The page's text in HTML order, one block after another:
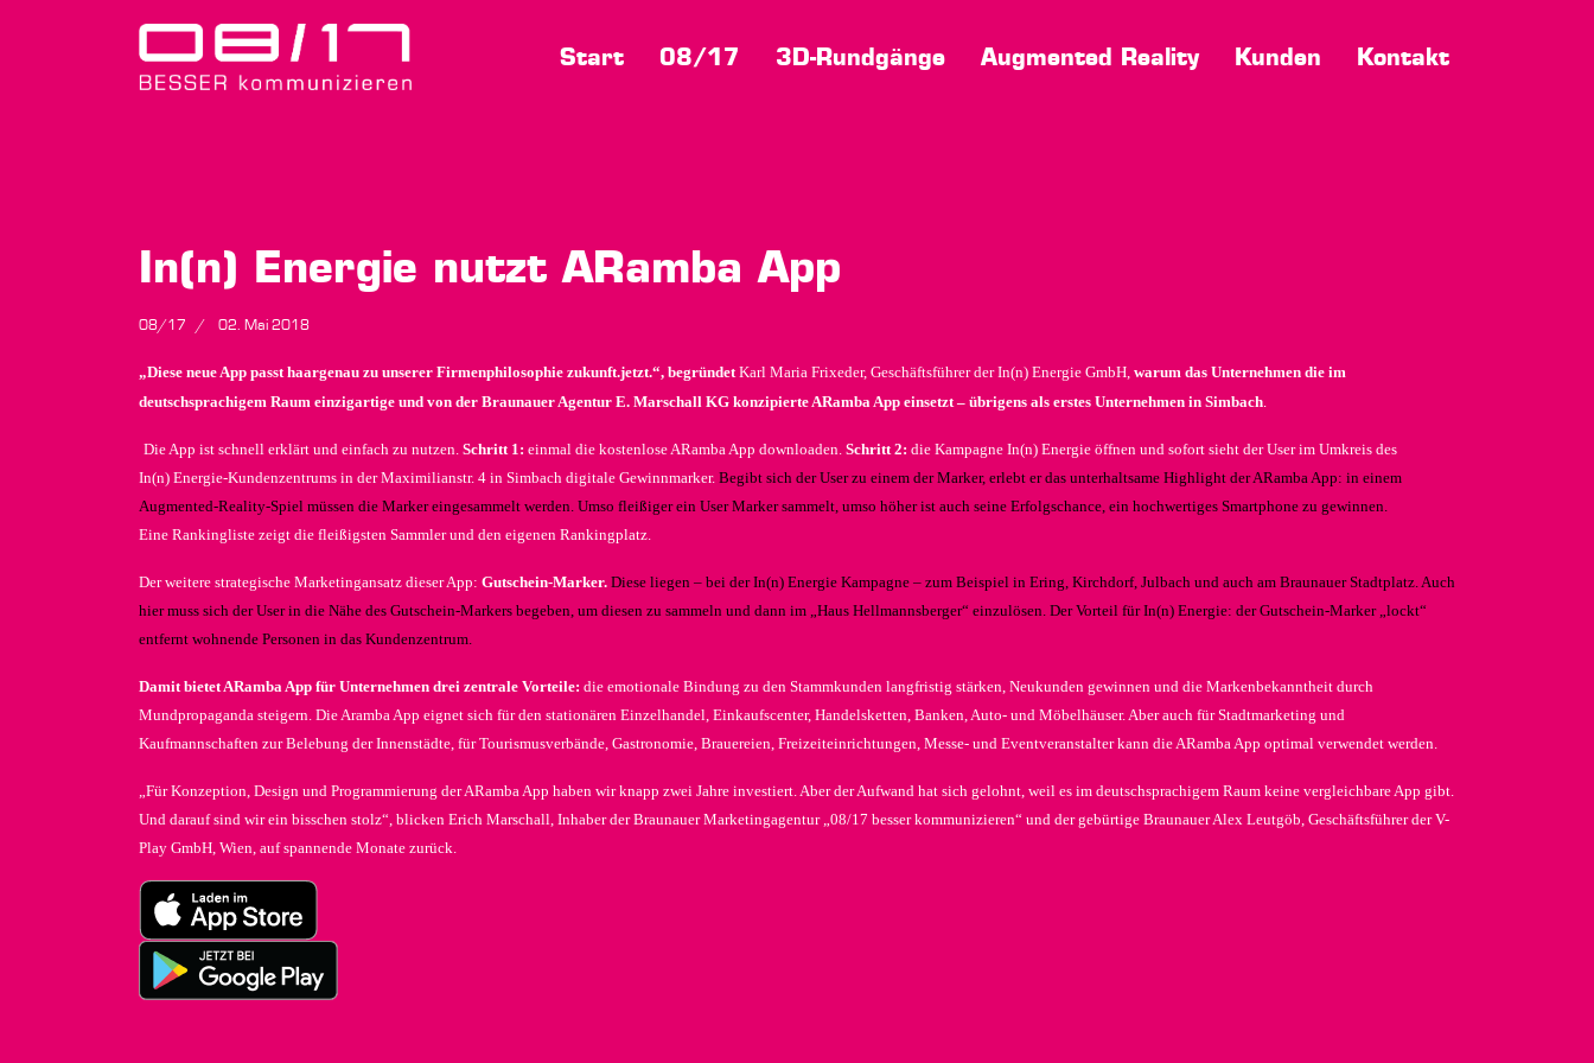
Start 08/17 3D-Rundgänge Augmented Reality Kunden Kontakt
In(n) Energie nutzt ARamba App
08/17 02. Mai 2018
„Diese neue App passt haargenau zu unserer Firmenphilosophie zukunft.jetzt.“, begründetKarl Maria Frixeder, Geschäftsführer der In(n) Energie GmbH, warum das Unternehmen die im
deutschsprachigem Raum einzigartige und von der Braunauer Agentur E. Marschall KG konzipierte ARamba App einsetzt – übrigens als erstes Unternehmen in Simbach.
Die App ist schnell erklärt und einfach zu nutzen. Schritt 1: einmal die kostenlose ARamba App downloaden. Schritt 2: die Kampagne In(n) Energie öffnen und sofort sieht der User im Umkreis des
In(n) Energie-Kundenzentrums in der Maximilianstr. 4 in Simbach digitale Gewinnmarker. Begibt sich der User zu einem der Marker, erlebt er das unterhaltsame Highlight der ARamba App: in einem
Augmented-Reality-Spiel müssen die Marker eingesammelt werden. Umso fleißiger ein User Marker sammelt, umso höher ist auch seine Erfolgschance, ein hochwertiges Smartphone zu gewinnen.
Eine Rankingliste zeigt die fleißigsten Sammler und den eigenen Rankingplatz.
Der weitere strategische Marketingansatz dieser App: Gutschein-Marker. Diese liegen – bei der In(n) Energie Kampagne – zum Beispiel in Ering, Kirchdorf, Julbach und auch am Braunauer Stadtplatz. Auch
hier muss sich der User in die Nähe des Gutschein-Markers begeben, um diesen zu sammeln und dann im „Haus Hellmannsberger“ einzulösen. Der Vorteil für In(n) Energie: der Gutschein-Marker „lockt“
entfernt wohnende Personen in das Kundenzentrum.
Damit bietet ARamba App für Unternehmen drei zentrale Vorteile: die emotionale Bindung zu den Stammkunden langfristig stärken, Neukunden gewinnen und die Markenbekanntheit durch
Mundpropaganda steigern. Die Aramba App eignet sich für den stationären Einzelhandel, Einkaufscenter, Handelsketten, Banken, Auto- und Möbelhäuser. Aber auch für Stadtmarketing und
Kaufmannschaften zur Belebung der Innenstädte, für Tourismusverbände, Gastronomie, Brauereien, Freizeiteinrichtungen, Messe- und Eventveranstalter kann die ARamba App optimal verwendet werden.
„Für Konzeption, Design und Programmierung der ARamba App haben wir knapp zwei Jahre investiert. Aber der Aufwand hat sich gelohnt, weil es im deutschsprachigem Raum keine vergleichbare App gibt.
Und darauf sind wir ein bisschen stolz“, blicken Erich Marschall, Inhaber der Braunauer Marketingagentur „08/17 besser kommunizieren“ und der gebürtige Braunauer Alex Leutgöb, Geschäftsführer der V-
Play GmbH, Wien, auf spannende Monate zurück.